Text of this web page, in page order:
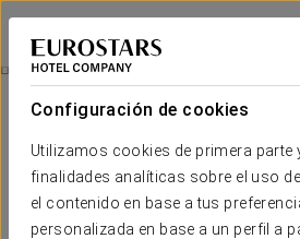
Configuración de cookies
Utilizamos cookies de primera parte
finalidades analíticas sobre el uso
el contenido en base a tus
personalizada en base a un perfil a
Eurostars Vía de la Plata
LEÓN - ASTORGA
Experiencia Romántica